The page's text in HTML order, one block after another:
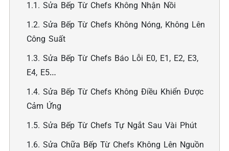
1.1. Sửa Bếp Từ Chefs Không Nhận Nồi
1.2. Sửa Bếp Từ Chefs Không Nóng, Không Lên
Công Suất
1.3. Sửa Bếp Từ Chefs Báo Lỗi E0, E1, E2, E3,
E4, E5…
1.4. Sửa Bếp Từ Chefs Không Điều Khiển Được
Cảm Ứng
1.5. Sửa Bếp Từ Chefs Tự Ngắt Sau Vài Phút
1.6. Sửa Chữa Bếp Từ Chefs Không Lên Nguồn